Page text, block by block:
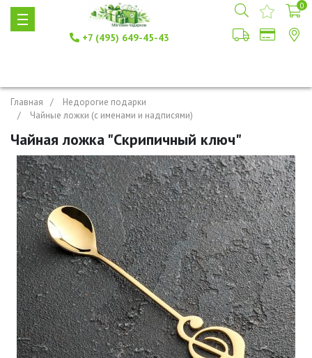
+7 (495) 649-45-43
0
Главная
Недорогие подарки
Чайные ложки (с именами и надписями)
Чайная ложка "Скрипичный ключ"